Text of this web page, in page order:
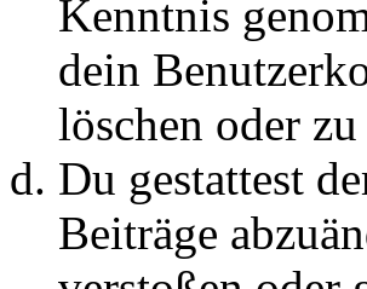
Kenntnis
dein
löschen oder zu
Du gestattest
Beiträge